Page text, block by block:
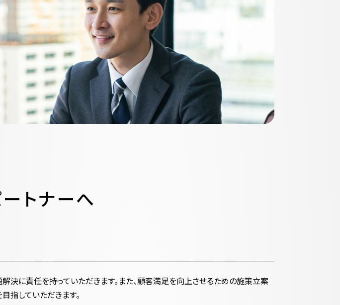
トナーへ
決に責任を持っていただきます。また、顧客満足を向上させるための施策立案
指していただきます。